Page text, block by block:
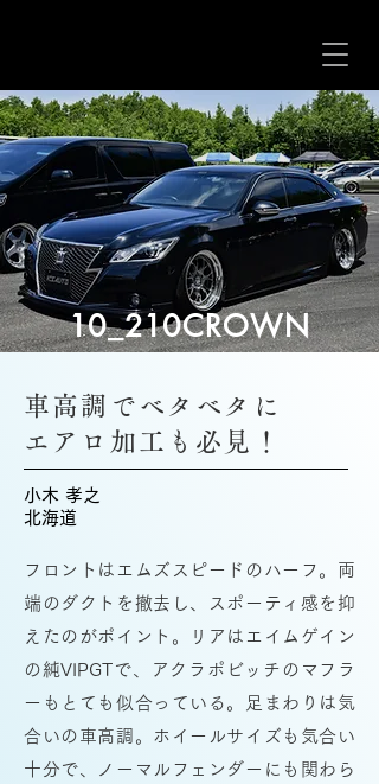
10_210CROWN
車高調でベタベタに
エアロ加工も必見！
小木 孝之
北海道
フロントはエムズスピードのハーフ。両
端のダクトを撤去し、スポーティ感を抑
えたのがポイント。リアはエイムゲイン
の純VIPGTで、アクラポビッチのマフラ
ーもとても似合っている。足まわりは気
合いの車高調。ホイールサイズも気合い
十分で、ノーマルフェンダーにも関わら